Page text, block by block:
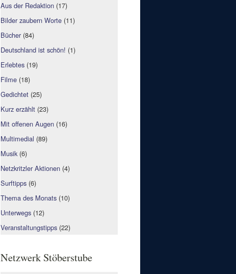
Aus der Redaktion (17)
Bilder zaubern Worte (11)
Bücher (84)
Deutschland ist schön! (1)
Erlebtes (19)
Filme (18)
Gedichtet (25)
Kurz erzählt (23)
Mit offenen Augen (16)
Multimedial (89)
Musik(6)
Netzkritzler Aktionen (4)
Surftipps (6)
Thema des Monats (10)
Unterwegs (12)
Veranstaltungstipps (22)
Netzwerk Stöberstube